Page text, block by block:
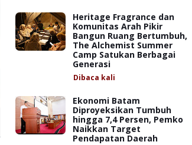
Heritage Fragrance dan
Komunitas Arah Pikir
Bangun Ruang Bertumbuh,
The Alchemist Summer
Camp Satukan Berbagai
Generasi
Dibaca kali
Ekonomi Batam
Diproyeksikan Tumbuh
hingga 7,4 Persen, Pemko
Naikkan Target
Pendapatan Daerah